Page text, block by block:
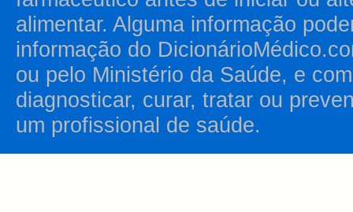
alimentar. Alguma informação
informação do
ou pelo Ministério da Saúde, e
diagnosticar, curar, tratar ou
um profissional de saúde.